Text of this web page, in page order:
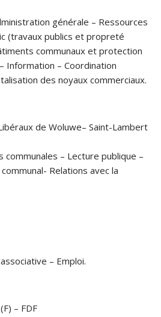
générale – Ressources
(travaux publics et propreté
communaux et protection
Information – Coordination
des noyaux commerciaux.
de Woluwe– Saint-Lambert
communales – Lecture publique –
Relations avec la
– Emploi.
(F) – FDF